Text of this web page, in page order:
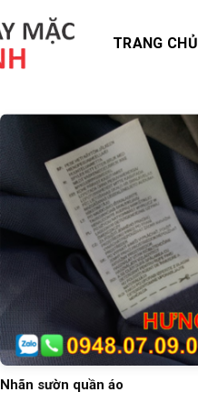
TRANG CHỦ
Nhãn sườn quần áo